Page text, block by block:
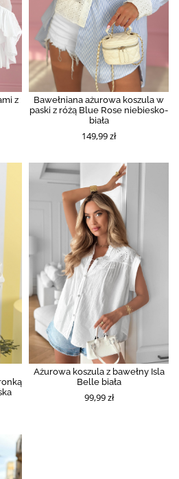
z
Bawełniana ażurowa koszula w
paski z różą Blue Rose niebiesko-
biała
149,99 zł
Ażurowa koszula z bawełny Isla
Belle biała
99,99 zł